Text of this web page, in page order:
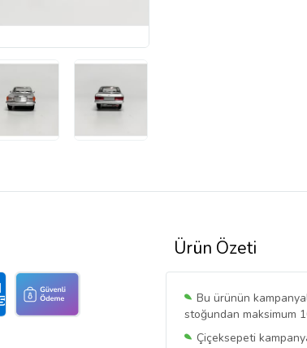
Ürün Özeti
Bu ürünün
stoğundan maksimum
Çiçeksepeti